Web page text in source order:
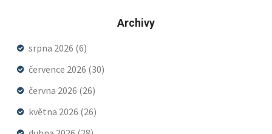
Archivy
srpna 2026 (6)
července 2026 (30)
června 2026 (26)
května 2026 (26)